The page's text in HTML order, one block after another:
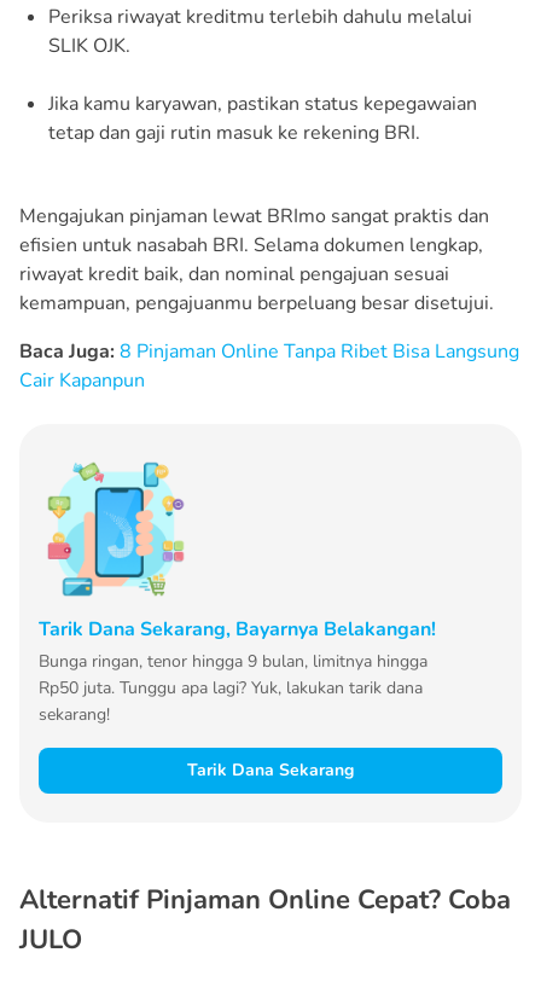
Periksa riwayat kreditmu terlebih dahulu melalui
SLIK OJK.
Jika kamu karyawan, pastikan status kepegawaian
tetap dan gaji rutin masuk ke rekening BRI.
Mengajukan pinjaman lewat BRImo sangat praktis dan
efisien untuk nasabah BRI. Selama dokumen lengkap,
riwayat kredit baik, dan nominal pengajuan sesuai
kemampuan, pengajuanmu berpeluang besar disetujui.
Baca Juga:8 Pinjaman Online Tanpa Ribet Bisa Langsung
Cair Kapanpun
Tarik Dana Sekarang, Bayarnya Belakangan!
Bunga ringan, tenor hingga 9 bulan, limitnya hingga
Rp50 juta. Tunggu apa lagi? Yuk, lakukan tarik dana
sekarang!
Tarik Dana Sekarang
Alternatif Pinjaman Online Cepat? Coba
JULO